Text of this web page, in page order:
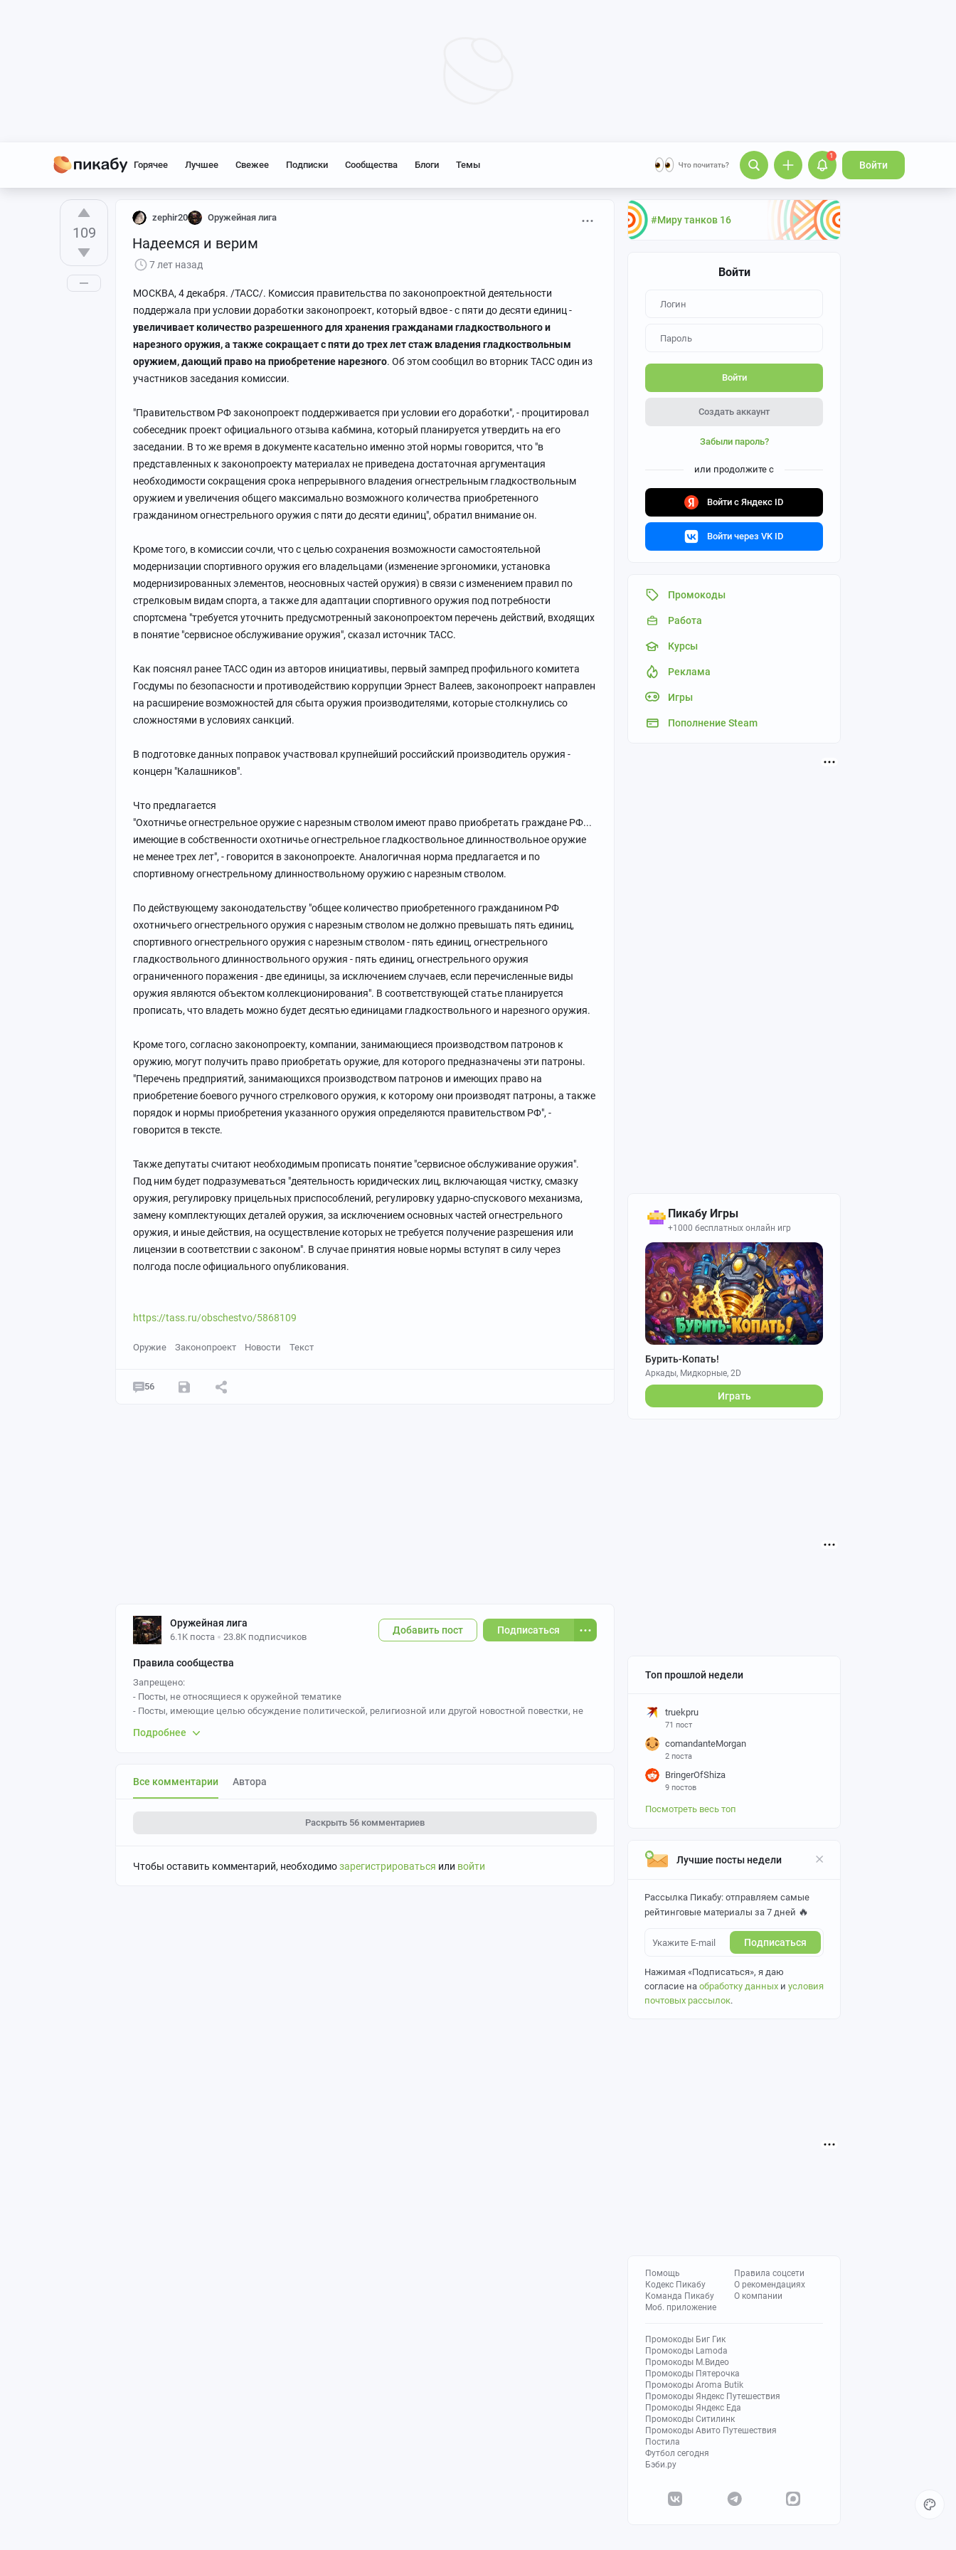
Горячее Лучшее Свежее Подписки Сообщества Блоги Темы
1
Войти
#Миру танков 16
Войти
Войти
Создать аккаунт
Забыли пароль?
или продолжите с
Войти с Яндекс ID
Войти через VK ID
Промокоды
Работа
Курсы
Реклама
Игры
Пополнение Steam
Пикабу Игры
+1000 бесплатных онлайн игр
Бурить-Копать!
Аркады, Мидкорные, 2D
Играть
Топ прошлой недели
truekpru
71 пост
comandanteMorgan
2 поста
BringerOfShiza
9 постов
Посмотреть весь топ
Лучшие посты недели
Рассылка Пикабу: отправляем самые
рейтинговые материалы за 7 дней 🔥
Подписаться
Нажимая «Подписаться», я даю
согласие на обработку данных и условия
почтовых рассылок.
Помощь
Кодекс Пикабу
Команда Пикабу
Моб. приложение
Правила соцсети
О рекомендациях
О компании
Промокоды Биг Гик
Промокоды Lamoda
Промокоды М.Видео
Промокоды Пятерочка
Промокоды Aroma Butik
Промокоды Яндекс Путешествия
Промокоды Яндекс Еда
Промокоды Ситилинк
Промокоды Авито Путешествия
Постила
Футбол сегодня
Бэби.ру
109
zephir20 Оружейная лига
Надеемся и верим
7 лет назад
МОСКВА, 4 декабря. /ТАСС/. Комиссия правительства по законопроектной деятельности
поддержала при условии доработки законопроект, который вдвое - с пяти до десяти единиц -
увеличивает количество разрешенного для хранения гражданами гладкоствольного и
нарезного оружия, а также сокращает с пяти до трех лет стаж владения гладкоствольным
оружием, дающий право на приобретение нарезного. Об этом сообщил во вторник ТАСС один из
участников заседания комиссии.
"Правительством РФ законопроект поддерживается при условии его доработки", - процитировал
собеседник проект официального отзыва кабмина, который планируется утвердить на его
заседании. В то же время в документе касательно именно этой нормы говорится, что "в
представленных к законопроекту материалах не приведена достаточная аргументация
необходимости сокращения срока непрерывного владения огнестрельным гладкоствольным
оружием и увеличения общего максимально возможного количества приобретенного
гражданином огнестрельного оружия с пяти до десяти единиц", обратил внимание он.
Кроме того, в комиссии сочли, что с целью сохранения возможности самостоятельной
модернизации спортивного оружия его владельцами (изменение эргономики, установка
модернизированных элементов, неосновных частей оружия) в связи с изменением правил по
стрелковым видам спорта, а также для адаптации спортивного оружия под потребности
спортсмена "требуется уточнить предусмотренный законопроектом перечень действий, входящих
в понятие "сервисное обслуживание оружия", сказал источник ТАСС.
Как пояснял ранее ТАСС один из авторов инициативы, первый зампред профильного комитета
Госдумы по безопасности и противодействию коррупции Эрнест Валеев, законопроект направлен
на расширение возможностей для сбыта оружия производителями, которые столкнулись со
сложностями в условиях санкций.
В подготовке данных поправок участвовал крупнейший российский производитель оружия -
концерн "Калашников".
Что предлагается
"Охотничье огнестрельное оружие с нарезным стволом имеют право приобретать граждане РФ...
имеющие в собственности охотничье огнестрельное гладкоствольное длинноствольное оружие
не менее трех лет", - говорится в законопроекте. Аналогичная норма предлагается и по
спортивному огнестрельному длинноствольному оружию с нарезным стволом.
По действующему законодательству "общее количество приобретенного гражданином РФ
охотничьего огнестрельного оружия с нарезным стволом не должно превышать пять единиц,
спортивного огнестрельного оружия с нарезным стволом - пять единиц, огнестрельного
гладкоствольного длинноствольного оружия - пять единиц, огнестрельного оружия
ограниченного поражения - две единицы, за исключением случаев, если перечисленные виды
оружия являются объектом коллекционирования". В соответствующей статье планируется
прописать, что владеть можно будет десятью единицами гладкоствольного и нарезного оружия.
Кроме того, согласно законопроекту, компании, занимающиеся производством патронов к
оружию, могут получить право приобретать оружие, для которого предназначены эти патроны.
"Перечень предприятий, занимающихся производством патронов и имеющих право на
приобретение боевого ручного стрелкового оружия, к которому они производят патроны, а также
порядок и нормы приобретения указанного оружия определяются правительством РФ", -
говорится в тексте.
Также депутаты считают необходимым прописать понятие "сервисное обслуживание оружия".
Под ним будет подразумеваться "деятельность юридических лиц, включающая чистку, смазку
оружия, регулировку прицельных приспособлений, регулировку ударно-спускового механизма,
замену комплектующих деталей оружия, за исключением основных частей огнестрельного
оружия, и иные действия, на осуществление которых не требуется получение разрешения или
лицензии в соответствии с законом". В случае принятия новые нормы вступят в силу через
полгода после официального опубликования.
https://tass.ru/obschestvo/5868109
Оружие Законопроект Новости Текст
56
Оружейная лига
6.1K поста 23.8K подписчиков
Подписаться
Добавить пост
Правила сообщества
Запрещено:
- Посты, не относящиеся к оружейной тематике
- Посты, имеющие целью обсуждение политической, религиозной или другой новостной повестки, не
- Оскорбления других людей или компаний
Подробнее
Все комментарии Автора
Раскрыть 56 комментариев
Чтобы оставить комментарий, необходимозарегистрироваться или войти